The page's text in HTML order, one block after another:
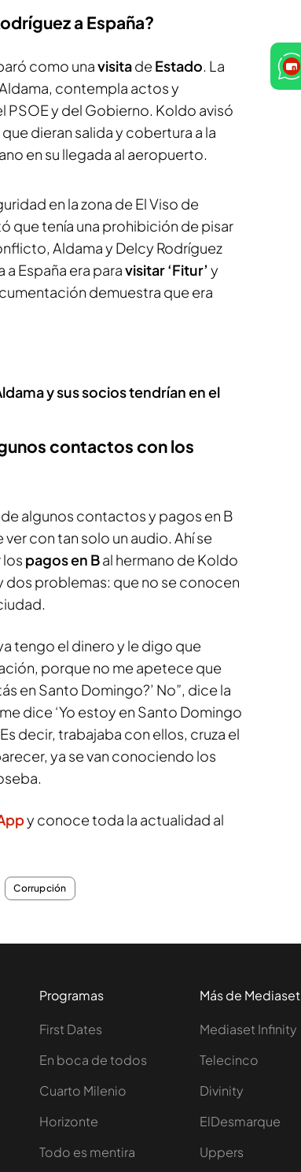
a España?
como unavisitade Estado. La
contempla actos y
PSOE y del Gobierno. Koldo avisó
dieran salida y cobertura a la
en su llegada al aeropuerto.
en la zona de El Viso de
que tenía una prohibición de pisar
Aldama y Delcy Rodríguez
España era paravisitar ‘Fitur’y
demuestra que era
y sus socios tendrían en el
contactos con los
algunos contactos y pagos en B
con tan solo un audio. Ahí se
los pagos en Bal hermano de Koldo
dos problemas: que no se conocen
tengo el dinero y le digo que
porque no me apetece que
en Santo Domingo?’ No”, dice la
dice ‘Yo estoy en Santo Domingo
decir, trabajaba con ellos, cruza el
ya se van conociendo los
y conoce toda la actualidad al
Corrupción
Programas
First Dates
En boca de todos
Cuarto Milenio
Horizonte
Todo es mentira
Más de Mediaset
Mediaset Infinity
Telecinco
Divinity
ElDesmarque
Uppers